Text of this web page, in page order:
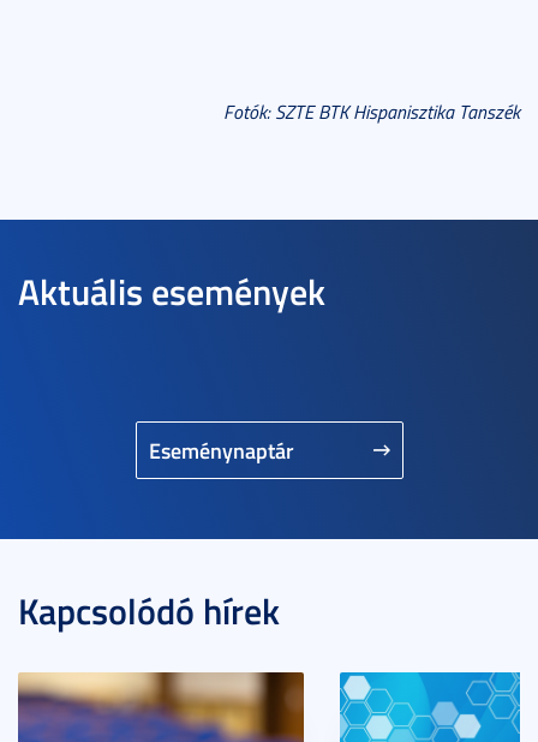
Fotók: SZTE BTK Hispanisztika Tanszék
Aktuális események
Eseménynaptár
Kapcsolódó hírek